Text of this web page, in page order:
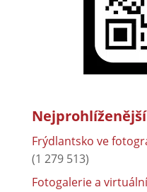
Frýdlantsko ve
(1 279 513)
Fotogalerie a